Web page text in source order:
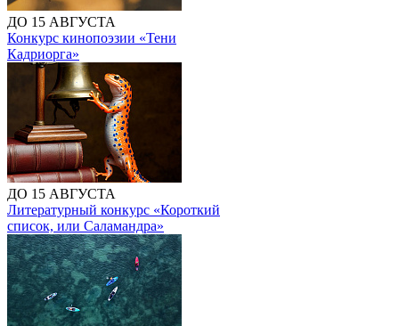
ДО 15 АВГУСТА
Конкурс кинопоэзии «Тени
Кадриорга»
ДО 15 АВГУСТА
Литературный конкурс «Короткий
список, или Саламандра»